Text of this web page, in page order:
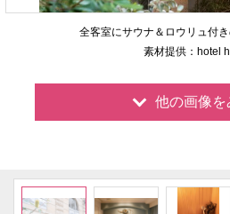
全客室にサウナ＆ロウリュ付
素材提供：hotel
他の画像を